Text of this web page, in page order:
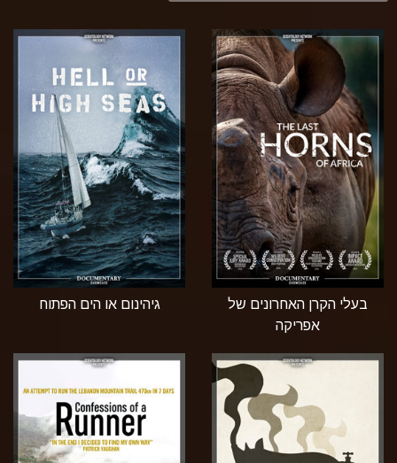
בעלי הקרן האחרונים של
אפריקה
גיהינום או הים הפתוח